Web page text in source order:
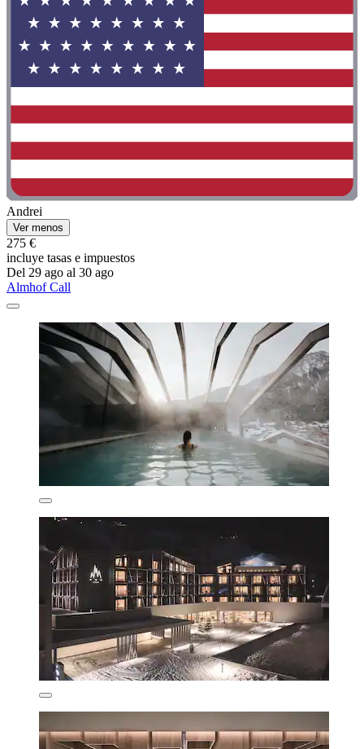
Andrei
Ver menos
275 €
incluye tasas e impuestos
Del 29 ago al 30 ago
Almhof Call